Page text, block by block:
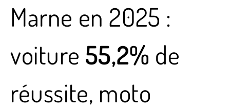
Marne en 2025 :
voiture 55,2% de
réussite, moto